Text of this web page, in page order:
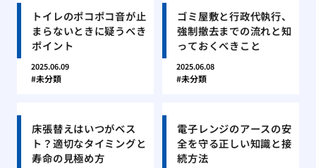
トイレのポコポコ音が止
まらないときに疑うべき
ポイント
2025.06.09
未分類
ゴミ屋敷と行政代執行、
強制撤去までの流れと知
っておくべきこと
2025.06.08
未分類
床張替えはいつがベス
ト？適切なタイミングと
寿命の見極め方
電子レンジのアースの安
全を守る正しい知識と接
続方法